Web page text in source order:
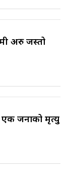
अरु जस्तो
जनाको मृत्यु